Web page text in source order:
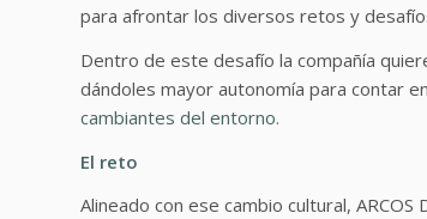
para afrontar los diversos retos y
Dentro de este desafío la compañía
dándoles mayor autonomía para contar
cambiantes del entorno.
El reto
Alineado con ese cambio cultural,